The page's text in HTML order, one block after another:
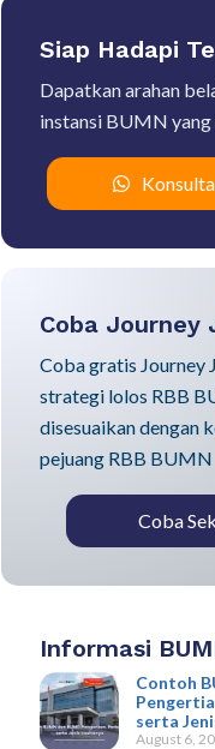
Siap Hadapi
Dapatkan arahan
instansi BUMN yang
Coba Journey
Coba gratis Journey
strategi lolos RBB
disesuaikan dengan
pejuang RBB BUMN
Coba
Informasi
Contoh
serta
August 6,